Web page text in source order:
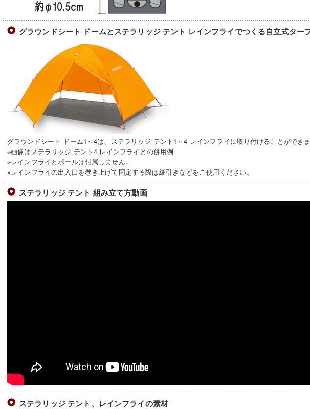
グラウンドシート ドームとステラリッジ テント レインフライでつくる自立式ター
グラウンドシート ドーム1～4は、ステラリッジ テント1～4 レインフライに取り付けることができま
※画像はステラリッジ テント4 レインフライとの併用例
※レインフライとポールは付属しません。
※レインフライの出入口を巻き上げて固定する際は細引きなどをご使用ください。
ステラリッジ テント 組み立て方動画
ステラリッジ テント、レインフライの素材